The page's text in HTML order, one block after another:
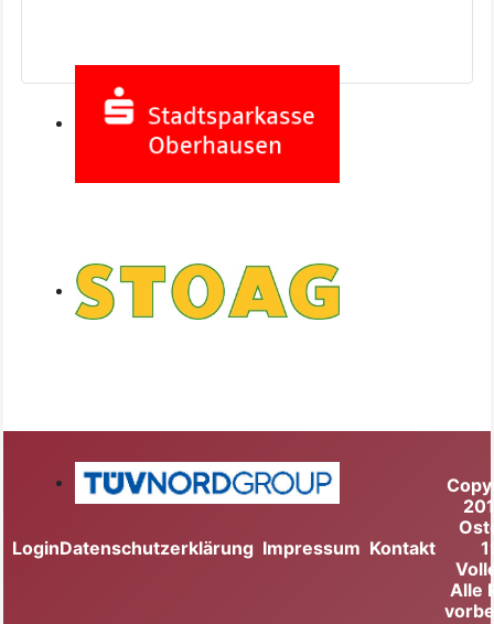
LoginDatenschutzerklärung Impressum Kontakt
Alle